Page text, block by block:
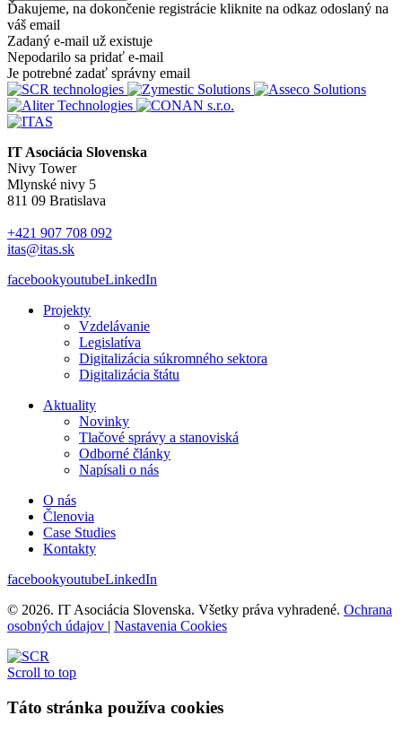
Ďakujeme, na dokončenie registrácie kliknite na odkaz odoslaný na
váš email
Zadaný e-mail už existuje
Nepodarilo sa pridať e-mail
Je potrebné zadať správny email
IT Asociácia Slovenska
Nivy Tower
Mlynské nivy 5
811 09 Bratislava
+421 907 708 092
itas@itas.sk
facebookyoutubeLinkedIn
Projekty
Vzdelávanie
Legislatíva
Digitalizácia súkromného sektora
Digitalizácia štátu
Aktuality
Novinky
Tlačové správy a stanoviská
Odborné články
Napísali o nás
O nás
Členovia
Case Studies
Kontakty
facebookyoutubeLinkedIn
© 2026. IT Asociácia Slovenska. Všetky práva vyhradené. Ochrana
osobných údajov | Nastavenia Cookies
Scroll to top
Táto stránka používa cookies